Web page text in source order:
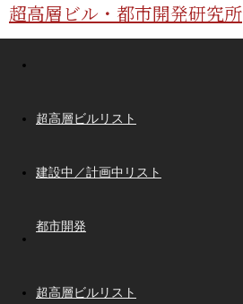
超高層ビル・都市開発研究所
超高層ビルリスト
建設中／計画中リスト
都市開発
超高層ビルリスト